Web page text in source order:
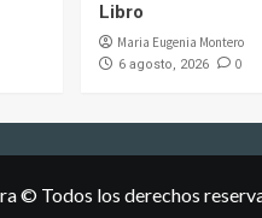
Libro
Maria Eugenia Montero
6 agosto, 2026 0
© Todos los derechos